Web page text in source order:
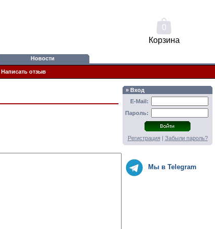
0
Корзина
Новости
Написать отзыв
» Вход
E-Mail:
Пароль:
Регистрация | Забыли пароль?
Мы в Telegram